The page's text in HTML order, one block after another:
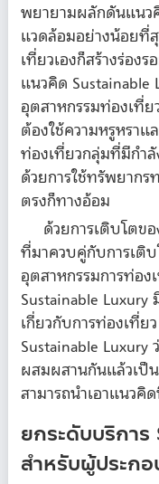
พยายามผลักดันแนว
แวดล้อมอย่างน้อยที่
เที่ยวเองก็สร้างร่อง
แนวคิด Sustainable
อุตสาหกรรมท่องเที่
ต้องใช้ความหรูหรา
ท่องเที่ยวกลุ่มที่มีกำ
ด้วยการใช้ทรัพยากร
ตรงก็ทางอ้อม
ด้วยการเติบโตขอ
ที่มาควบคู่กับการเติ
อุตสาหกรรมการท่อ
Sustainable
เกี่ยวกับการท่องเที่ย
Sustainable Luxury
ผสมผสานกันแล้วเป็
สามารถนำเอาแนวคิ
ยกระดับบริกา
สำหรับผู้ประก